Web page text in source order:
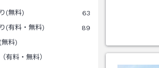
(無料)
63
(有料・無料)
89
料)
有料・無料）